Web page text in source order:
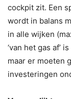
cockpit zit. Een
wordt in balans
in alle wijken
‘van het gas af’
maar er moeten
investeringen